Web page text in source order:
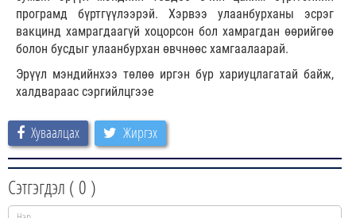
програмд бүртгүүлээрэй. Хэрвээ улаанбурханы эсрэг
вакцинд хамрагдаагүй хоцорсон бол хамрагдан өөрийгөө
болон бусдыг улаанбурхан өвчнөөс хамгаалаарай.
Эрүүл мэндийнхээ төлөө иргэн бүр хариуцлагатай байж,
халдвараас сэргийлцгээе
Хуваалцах Жиргэх
Сэтгэгдэл ( 0 )